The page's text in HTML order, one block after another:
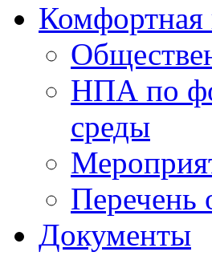
Комфортная
НПА по
среды
Перечень
Документы